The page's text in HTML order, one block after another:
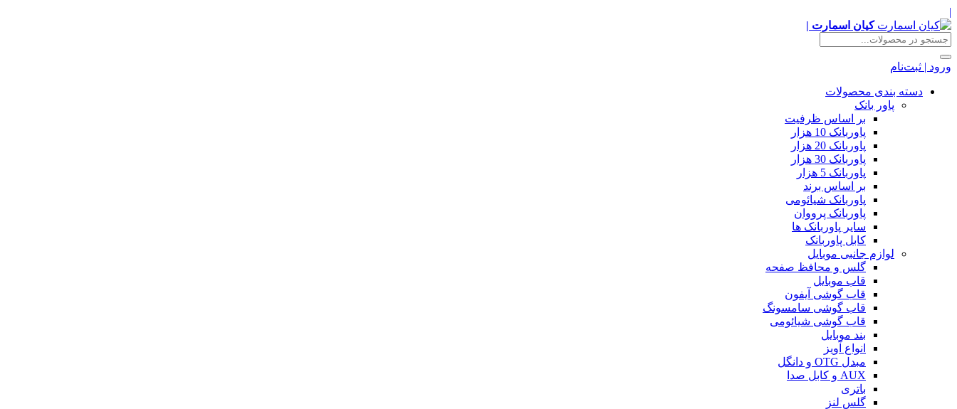
|
کیان اسمارت |
ورود | ثبت‌نام
دسته بندی محصولات
پاور بانک
بر اساس ظرفیت
پاوربانک 10 هزار
پاوربانک 20 هزار
پاوربانک 30 هزار
پاوربانک 5 هزار
بر اساس برند
پاوربانک شیائومی
پاوربانک پرووان
سایر پاوربانک ها
کابل پاوربانک
لوازم جانبی موبایل
گلس و محافظ صفحه
قاب موبایل
قاب گوشی آیفون
قاب گوشی سامسونگ
قاب گوشی شیائومی
بند موبایل
انواع آویز
مبدل OTG و دانگل
AUX و کابل صدا
باتری
گلس لنز